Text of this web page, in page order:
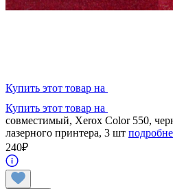
Купить этот товар на
Купить этот товар на
совместимый, Xerox Color 550,
лазерного принтера, 3 шт
240₽